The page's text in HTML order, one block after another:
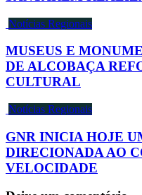
Notícias Regionais
MUSEUS E
DE ALCOBAÇA
CULTURAL
Notícias Regionais
GNR INICIA HOJE
DIRECIONADA AO
VELOCIDADE